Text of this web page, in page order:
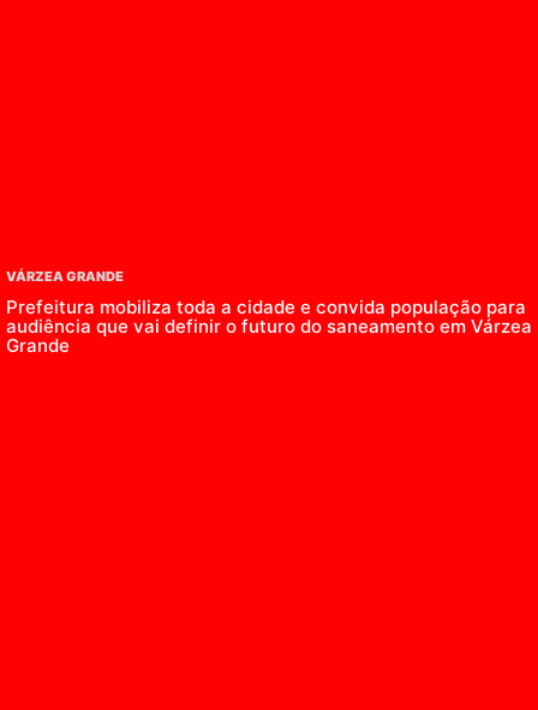
VÁRZEA GRANDE
Prefeitura mobiliza toda a cidade e convida população para
audiência que vai definir o futuro do saneamento em Várzea
Grande